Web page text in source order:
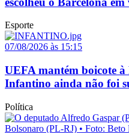
Esporte
07/08/2026 às 15:15
UEFA mantém boicote à
Infantino ainda não foi
Política